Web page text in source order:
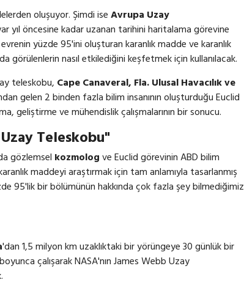
oluşuyor. Şimdi iseAvrupa Uzay
yıl öncesine kadar uzanan tarihini haritalama görevine
yüzde 95'ini oluşturan karanlık madde ve karanlık
görülenlerin nasıl etkilediğini keşfetmek için kullanılacak.
teleskobu, Cape Canaveral, Fla. Ulusal Havacılık ve
gelen 2 binden fazla bilim insanının oluşturduğu Euclid
geliştirme ve mühendislik çalışmalarının bir sonucu.
Teleskobu"
gözlemsel kozmologve Euclid görevinin ABD bilim
maddeyi araştırmak için tam anlamıyla tasarlanmış
95'lik bir bölümünün hakkında çok fazla şey bilmediğimiz
'dan 1,5 milyon km uzaklıktaki bir yörüngeye 30 günlük bir
çalışarak NASA'nın James Webb Uzay